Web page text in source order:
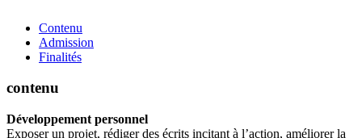
Contenu
Admission
Finalités
contenu
Développement personnel
Exposer un projet, rédiger des écrits incitant à l’action, améliorer la